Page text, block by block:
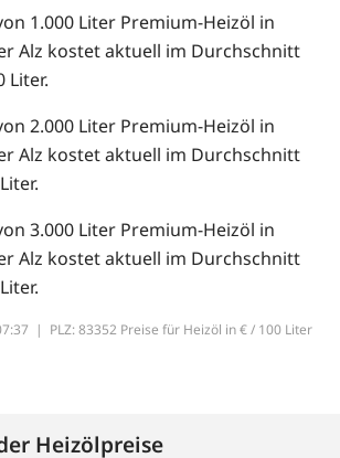
1.000 Liter Premium-Heizöl in
Alz kostet aktuell im Durchschnitt
Liter.
2.000 Liter Premium-Heizöl in
Alz kostet aktuell im Durchschnitt
3.000 Liter Premium-Heizöl in
Alz kostet aktuell im Durchschnitt
| PLZ: 83352 Preise für Heizöl in € / 100 Liter
Heizölpreise